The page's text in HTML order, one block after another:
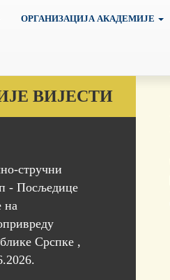
ОРГАНИЗАЦИЈА АКАДЕМИЈЕ
ВИЈЕСТИ
стручни
- Посљедице
на
Срспке ,